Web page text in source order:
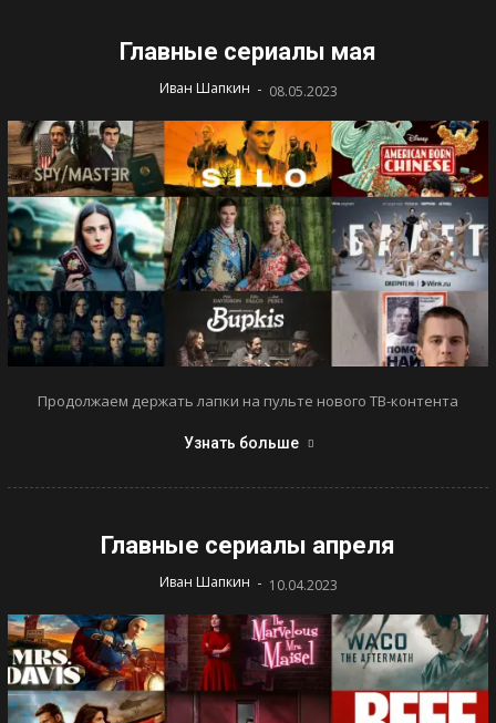
Главные сериалы мая
Иван Шапкин - 08.05.2023
Продолжаем держать лапки на пульте нового ТВ-контента
Узнать больше
Главные сериалы апреля
Иван Шапкин - 10.04.2023